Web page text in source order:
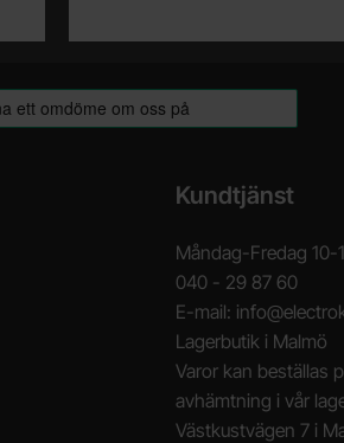
Kundtjänst
Måndag-Fredag 10-
040 - 29 87 60
E-mail:
Lagerbutik i Malmö
Varor kan beställas
avhämtning i vår
Västkustvägen 7 i